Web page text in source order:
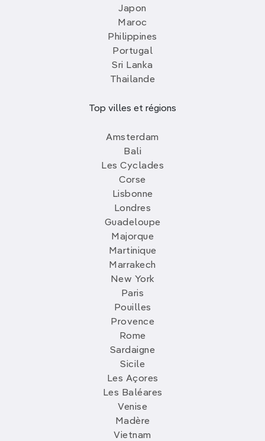
Japon
Maroc
Philippines
Portugal
Sri Lanka
Thailande
Top villes et régions
Amsterdam
Bali
Les Cyclades
Corse
Lisbonne
Londres
Guadeloupe
Majorque
Martinique
Marrakech
New York
Paris
Pouilles
Provence
Rome
Sardaigne
Sicile
Les Açores
Les Baléares
Venise
Madère
Vietnam